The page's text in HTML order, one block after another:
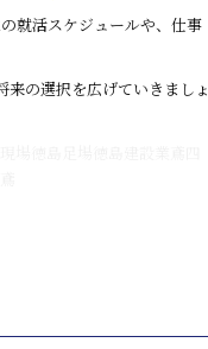
就活スケジュールや、仕事
の選択を広げていきましょ